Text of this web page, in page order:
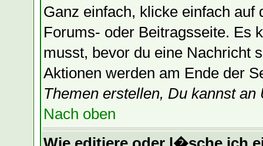
Ganz einfach, klicke einfach auf
Forums- oder Beitragsseite. Es
musst, bevor du eine Nachricht
Aktionen werden am Ende der
Themen erstellen, Du kannst
Nach oben